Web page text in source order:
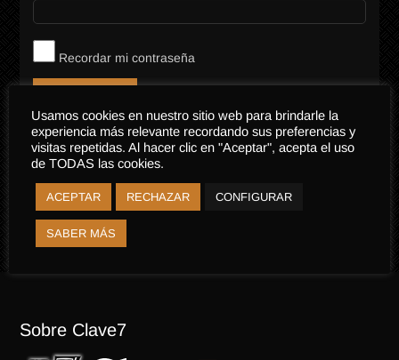
Recordar mi contraseña
Registro
¿Olvidaste tu contraseña?
Sobre Clave7
Usamos cookies en nuestro sitio web para brindarle la
experiencia más relevante recordando sus preferencias y
visitas repetidas. Al hacer clic en "Aceptar", acepta el uso
de TODAS las cookies.
ACEPTAR RECHAZAR CONFIGURAR
SABER MÁS